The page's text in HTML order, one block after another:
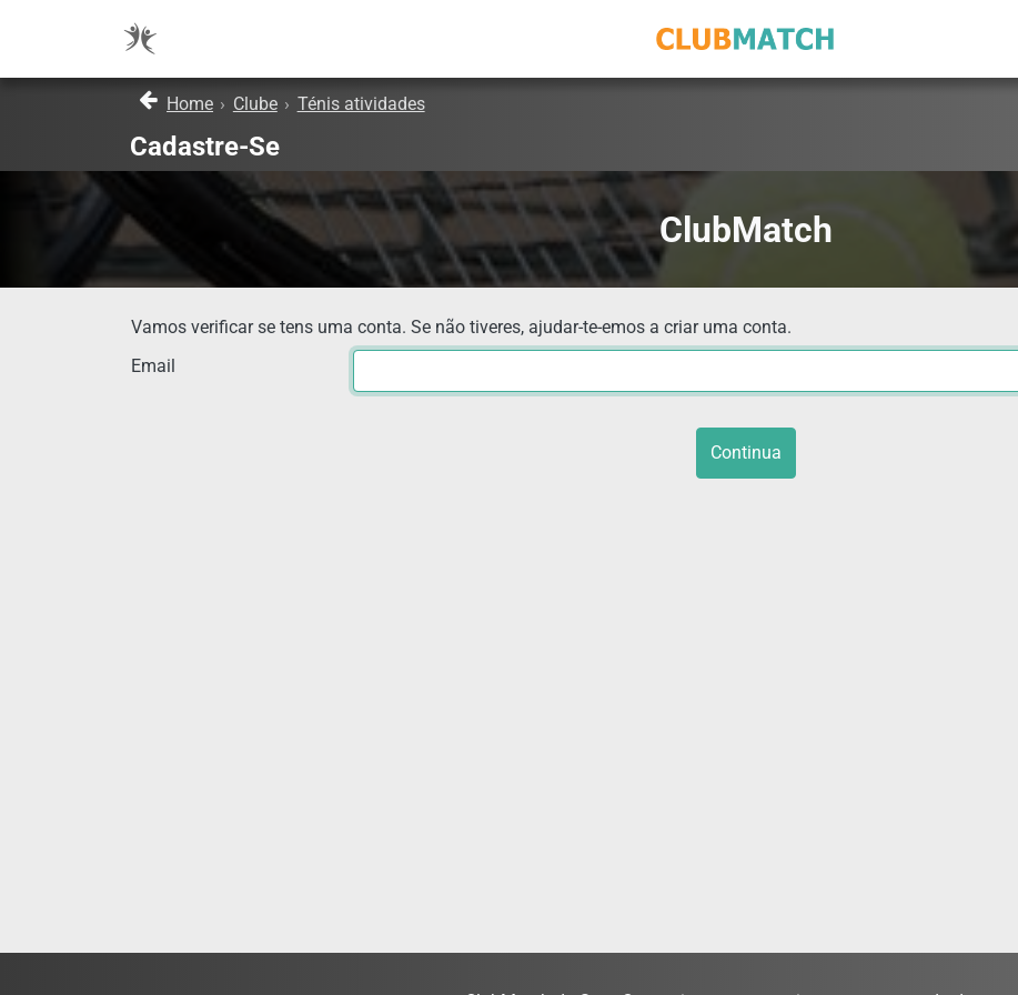
Home › Clube › Ténis atividades
Cadastre-Se
ClubMatch
Vamos verificar se tens uma conta. Se não tiveres, ajudar-te-emos a criar uma conta.
Email
Continua